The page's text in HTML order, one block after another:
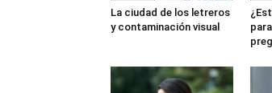
La ciudad de los letreros
y contaminación visual